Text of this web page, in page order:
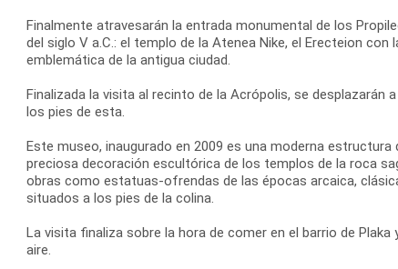
Finalmente atravesarán la entrada monumental de los
del siglo V a.C.: el templo de la Atenea Nike, el Erecteion
emblemática de la antigua ciudad.
Finalizada la visita al recinto de la Acrópolis, se desplazarán
los pies de esta.
Este museo, inaugurado en 2009 es una moderna
preciosa decoración escultórica de los templos de la roca
obras como estatuas-ofrendas de las épocas arcaica,
situados a los pies de la colina.
La visita finaliza sobre la hora de comer en el barrio de
aire.